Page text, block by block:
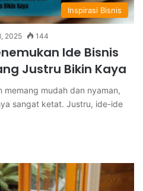
Inspirasi Bisnis
2025 144
Ide Bisnis
Justru Bikin Kaya
memang mudah dan nyaman,
sangat ketat. Justru, ide-ide